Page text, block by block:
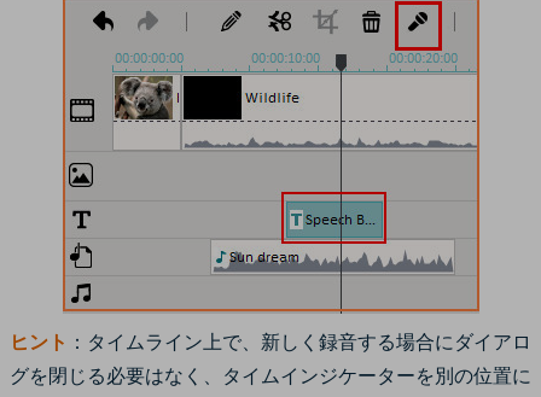
ヒント ：タイムライン上で、新しく録音する場合にダイアロ
グを閉じる必要はなく、タイムインジケーターを別の位置に